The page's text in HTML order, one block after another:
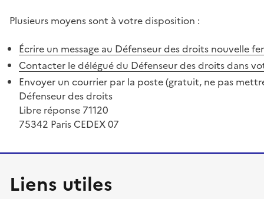
Plusieurs moyens sont à votre disposition :
Écrire un message au Défenseur des droits nouvelle
Contacter le délégué du Défenseur des droits dans
Envoyer un courrier par la poste (gratuit, ne pas
Défenseur des droits
Libre réponse 71120
75342 Paris CEDEX 07
Liens utiles